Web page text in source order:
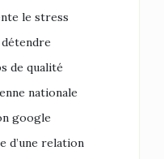
le stress
de qualité
nationale
google
d’une relation